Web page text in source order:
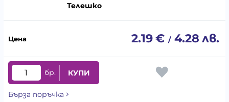
Телешко
2.19€ / 4.28 лв.
бр. КУПИ
Бърза поръчка